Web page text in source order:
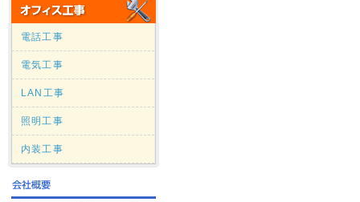
電話工事
電気工事
LAN工事
照明工事
内装工事